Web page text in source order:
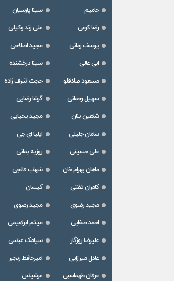
حامیم
سینا پارسیان
رضا کرمی
علی زند وکیلی
یوسف زمانی
مجید اصلاحی
ابی عالی
سینا درخشنده
مسعود صادقلو
حجت اشرف زاده
سهیل رحمانی
گرشا رضایی
شاهین بنان
مجید یحیایی
سامان جلیلی
ایلیا ای جی
علی حسینی
روزبه بمانی
ماهان بهرام خان
شهاب فالجی
کامران تفتی
کیسان
مجید رضوی
مجید رضوی
احمد صفایی
میثم ابراهیمی
علیرضا روزگار
سیامک عباسی
عادل میرزایی
امیرحافظ رنجبر
عرفان طهماسبی
عرشیاس